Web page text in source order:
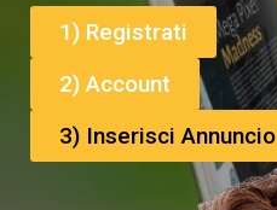
1) Registrati
2) Account
3) Inserisci Annuncio